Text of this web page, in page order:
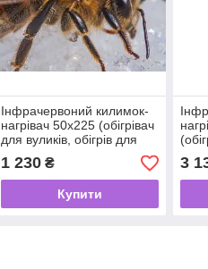
Інфрачервоний килимок-
нагрівач 50х225 (обігрівач
для вуликів, обігрів для
бджіл) 225 Вт
1 230₴
Купити
3